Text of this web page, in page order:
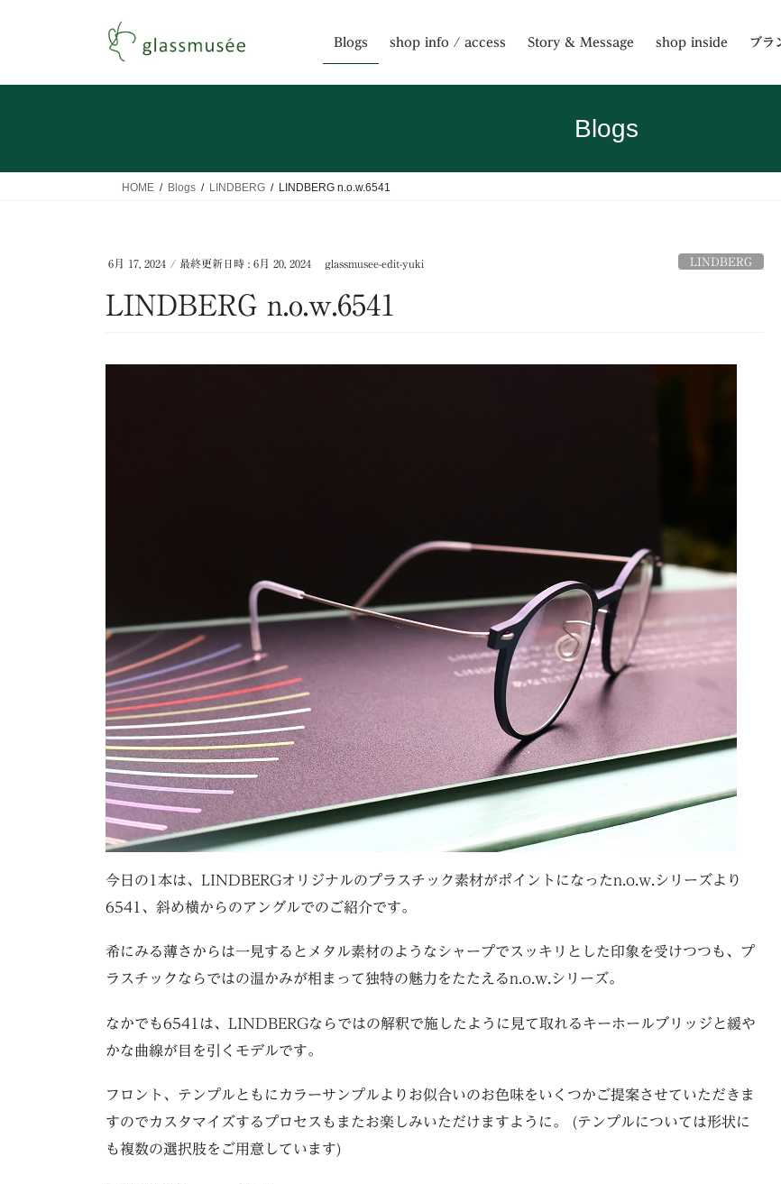
Blogs shop info / access Story & Message shop inside ブラ
Blogs
HOME Blogs LINDBERG LINDBERG n.o.w.6541
6月 17, 2024 / 最終更新日時 : 6月 20, 2024 glassmusee-edit-yuki LINDBERG
LINDBERG n.o.w.6541
今日の1本は、LINDBERGオリジナルのプラスチック素材がポイントになったn.o.w.シリーズより
6541、斜め横からのアングルでのご紹介です。
希にみる薄さからは一見するとメタル素材のようなシャープでスッキリとした印象を受けつつも、プ
ラスチックならではの温かみが相まって独特の魅力をたたえるn.o.w.シリーズ。
なかでも6541は、LINDBERGならではの解釈で施したように見て取れるキーホールブリッジと緩や
かな曲線が目を引くモデルです。
フロント、テンプルともにカラーサンプルよりお似合いのお色味をいくつかご提案させていただきま
すのでカスタマイズするプロセスもまたお楽しみいただけますように。 (テンプルについては形状に
も複数の選択肢をご用意しています)